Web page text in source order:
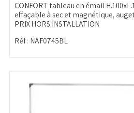
CONFORT tableau en émail
effaçable à sec et magnétique,
PRIX HORS INSTALLATION
Réf : NAF0745BL